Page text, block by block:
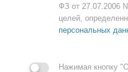
ФЗ от 27.07.2006
целей,
персональных
Нажимая кнопку